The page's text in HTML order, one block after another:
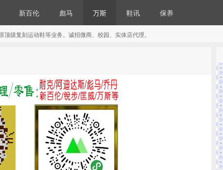
新百伦 彪马 万斯 鞋讯 保养
级复刻运动鞋等业务。诚招微商、校园、实体店代理。